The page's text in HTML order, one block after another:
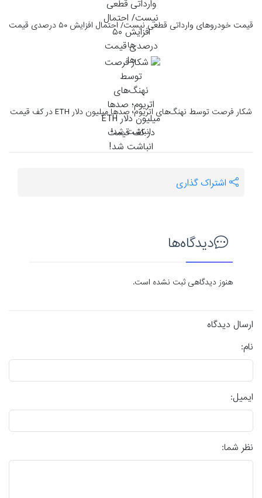
قیمت خودرو‌های وارداتی قطعی نیست/ احتمال افزایش ۵۰ درصدی قیمت
ها
شکار فرصت توسط نهنگ‌های اتریوم؛ صدها میلیون دلار ETH در کف قیمت
انباشت شد!
اشتراک گذاری
دیدگاه‌ها
هنوز دیدگاهی ثبت نشده است.
ارسال دیدگاه
نام:
ایمیل:
نظر شما: